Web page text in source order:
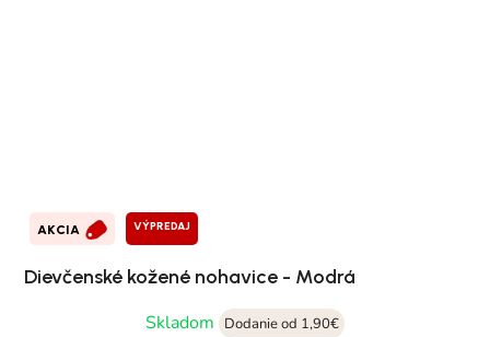
AKCIA VÝPREDAJ
Dievčenské kožené nohavice - Modrá
Skladom
Dodanie od 1,90€